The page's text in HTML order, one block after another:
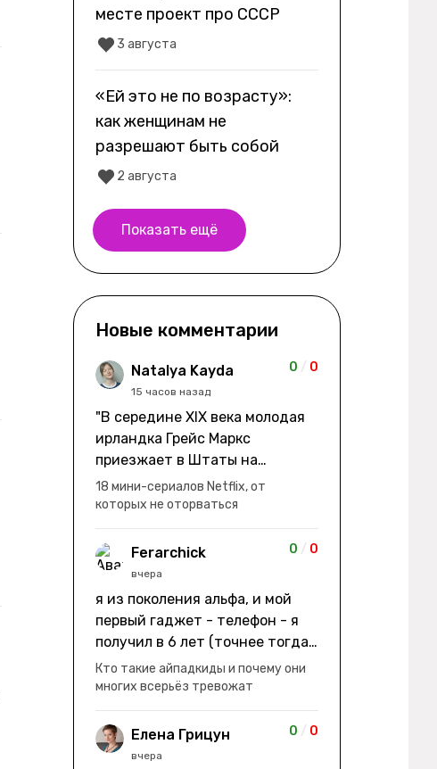
месте проект про СССР
3 августа
«Ей это не по возрасту»:
как женщинам не
разрешают быть собой
2 августа
Показать ещё
Новые комментарии
Natalya Kayda
15 часов назад
0 / 0
"В середине XIX века молодая
ирландка Грейс Маркс
приезжает в Штаты на
заработки" не на заработки -
она иммигрирует с семьей и не
в США, а в Канаду "заниматься
сексом ради удовольствия, а
не для зачатия" - героиня уже
ее побега из общины. не в
первый раз замечаю такие
косяки. с ИИ пишете? :)
18 мини-сериалов Netflix, от
которых не оторваться
Ferarchick
вчера
0 / 0
я из поколения альфа, и мой
первый гаджет - телефон - я
получил в 6 лет (точнее тогда
мне уже было почти 7), потом
его отобрали и я просто
смотрел телик, потом мне
подарили ноутбук, который у
меня до сих пор. ну а в этом
Кто такие айпадкиды и почему они
многих всерьёз тревожат
Елена Грицун
вчера
0 / 0